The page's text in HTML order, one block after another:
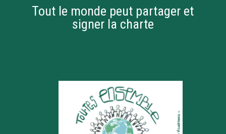
Tout le monde peut partager et
signer la charte